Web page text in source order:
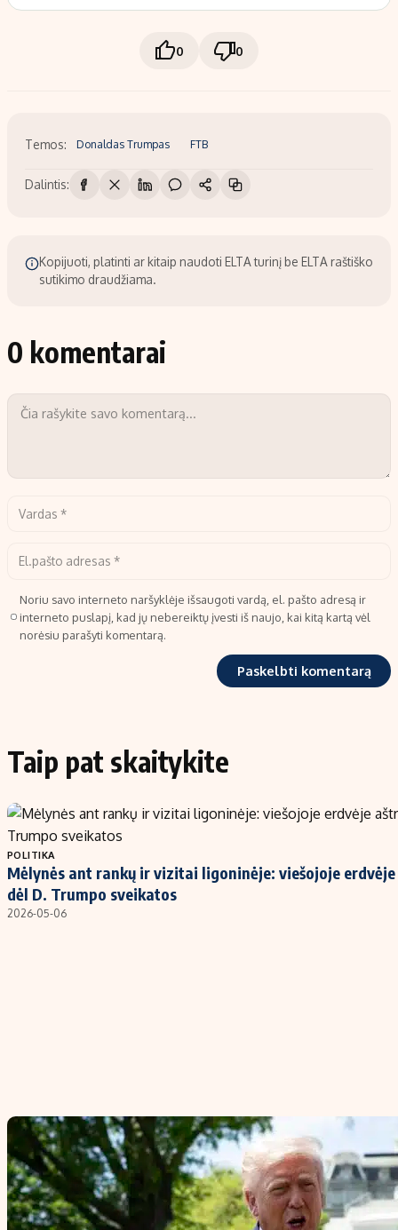
0 0
Temos: Donaldas Trumpas FTB
Dalintis:
Kopijuoti, platinti ar kitaip naudoti ELTA turinį be ELTA raštiško
sutikimo draudžiama.
0 komentarai
Noriu savo interneto naršyklėje išsaugoti vardą, el. pašto adresą ir
interneto puslapį, kad jų nebereiktų įvesti iš naujo, kai kitą kartą vėl
norėsiu parašyti komentarą.
Taip pat skaitykite
POLITIKA
Mėlynės ant rankų ir vizitai ligoninėje: viešojoje
dėl D. Trumpo sveikatos
2026-05-06